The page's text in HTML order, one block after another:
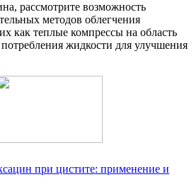
рассмотрите возможность
методов облегчения
как теплые компрессы на область
жидкости для улучшения
при цистите: применение и